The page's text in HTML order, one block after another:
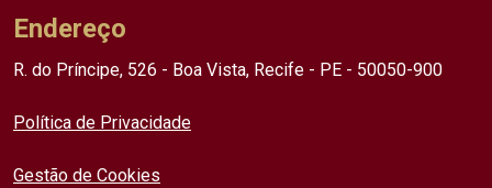
Endereço
R. do Príncipe, 526 - Boa Vista, Recife - PE - 50050-900
Política de Privacidade
Gestão de Cookies